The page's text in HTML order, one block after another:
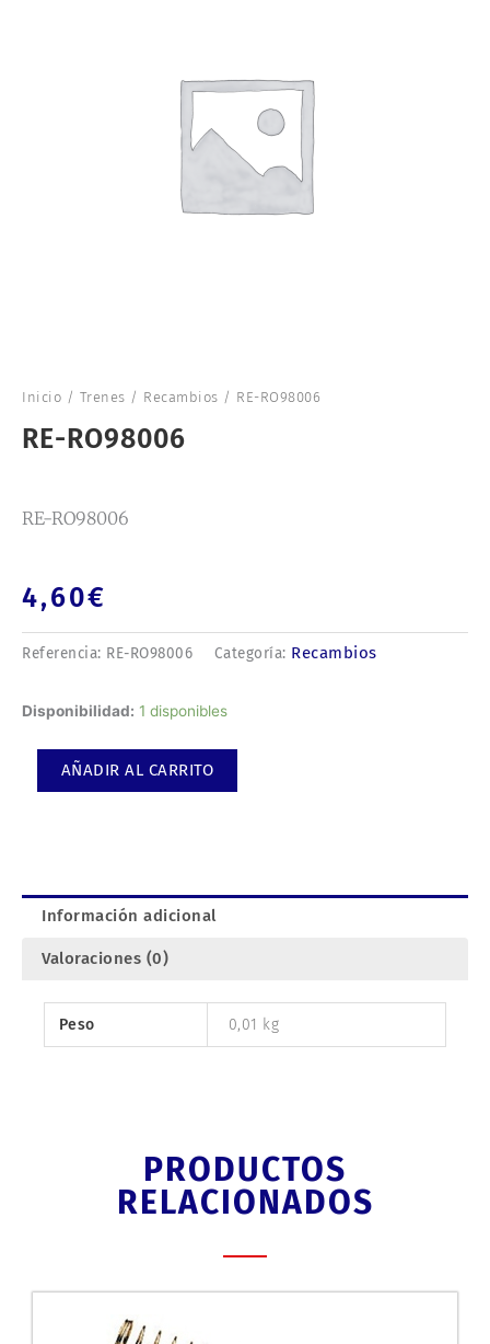
Inicio / Trenes / Recambios / RE-RO98006
RE-RO98006
RE-RO98006
4,60€
Referencia: RE-RO98006 Categoría: Recambios
Disponibilidad: 1 disponibles
RE-
cantidad
AÑADIR AL CARRITO
Información adicional
Valoraciones (0)
Peso 0,01 kg
PRODUCTOS
RELACIONADOS